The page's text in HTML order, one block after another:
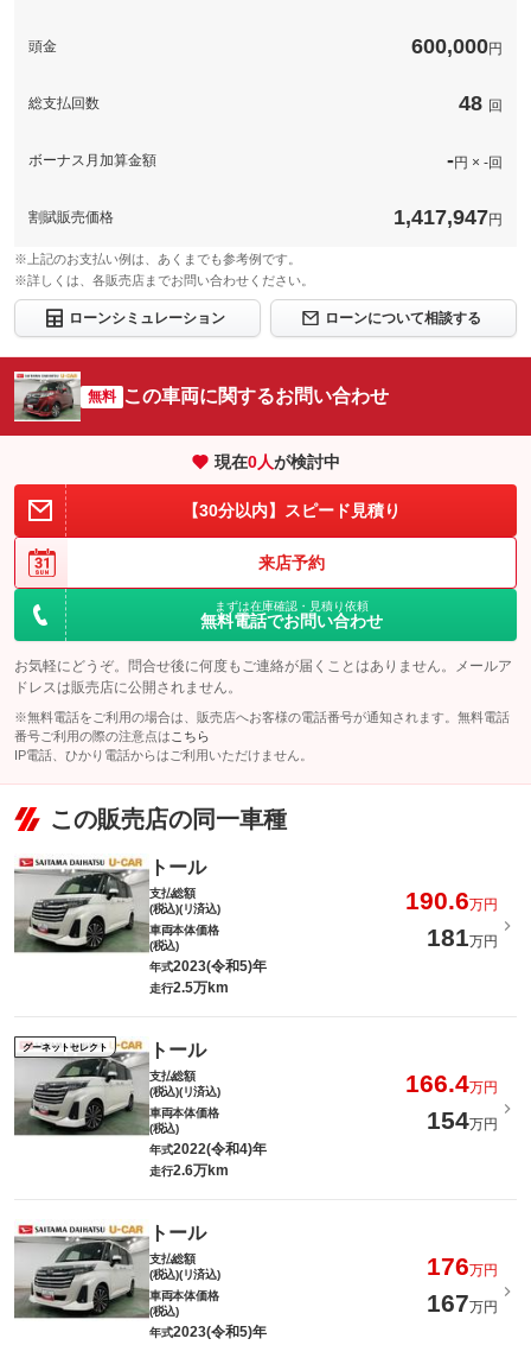
このパックの見積もり依頼（無料）
頭金 600,000円
総支払回数 48 回
ボーナス月加算金額 -円 × -回
割賦販売価格 1,417,947円
※上記のお支払い例は、あくまでも参考例です。
※詳しくは、各販売店までお問い合わせください。
ローンシミュレーション ローンについて相談する
無料 この車両に関するお問い合わせ
現在0人が検討中
【30分以内】スピード見積り
来店予約
まずは在庫確認・見積り依頼
無料電話でお問い合わせ
お気軽にどうぞ。問合せ後に何度もご連絡が届くことはありません。メールア
ドレスは販売店に公開されません。
※無料電話をご利用の場合は、販売店へお客様の電話番号が通知されます。無料電話
番号ご利用の際の注意点は こちら
IP電話、ひかり電話からはご利用いただけません。
この販売店の同一車種
トール
支払総額
(税込)(リ済込)
190.6万円
車両本体価格
(税込)
181万円
年式2023(令和5)年
走行2.5万km
グーネットセレクト トール
支払総額
(税込)(リ済込)
166.4万円
車両本体価格
(税込)
154万円
年式2022(令和4)年
走行2.6万km
トール
支払総額
(税込)(リ済込)
176万円
車両本体価格
(税込)
167万円
年式2023(令和5)年